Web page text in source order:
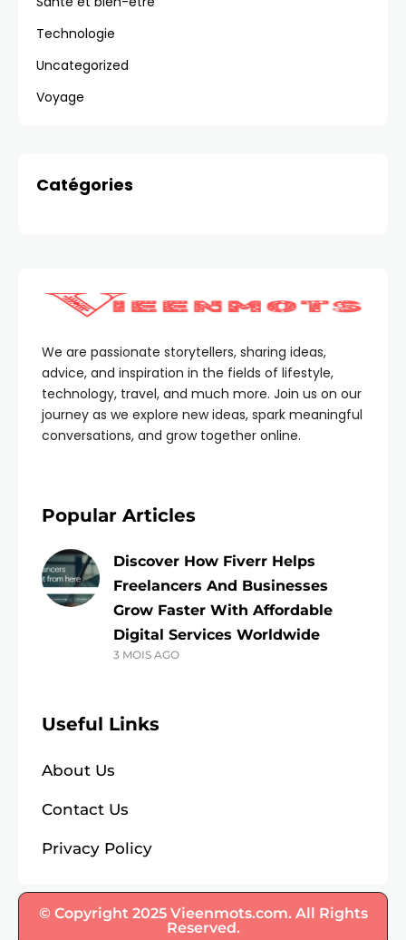
Technologie
Uncategorized
Voyage
Catégories
We are passionate storytellers, sharing ideas,
advice, and inspiration in the fields of lifestyle,
technology, travel, and much more. Join us on our
journey as we explore new ideas, spark meaningful
conversations, and grow together online.
Popular Articles
Discover How Fiverr Helps
Freelancers And Businesses
Grow Faster With Affordable
Digital Services Worldwide
3 MOIS AGO
Useful Links
About Us
Contact Us
Privacy Policy
© Copyright 2025 Vieenmots.com. All Rights
Reserved.